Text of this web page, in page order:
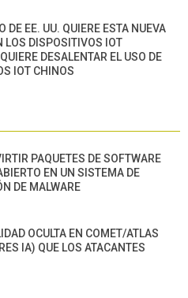
DE EE. UU. QUIERE ESTA NUEVA
LOS DISPOSITIVOS IOT
DESALENTAR EL USO DE
IOT CHINOS
PAQUETES DE SOFTWARE
EN UN SISTEMA DE
DE MALWARE
OCULTA EN COMET/ATLAS
IA) QUE LOS ATACANTES